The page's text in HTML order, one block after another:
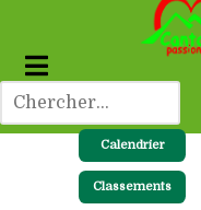
Calendrier
Classements